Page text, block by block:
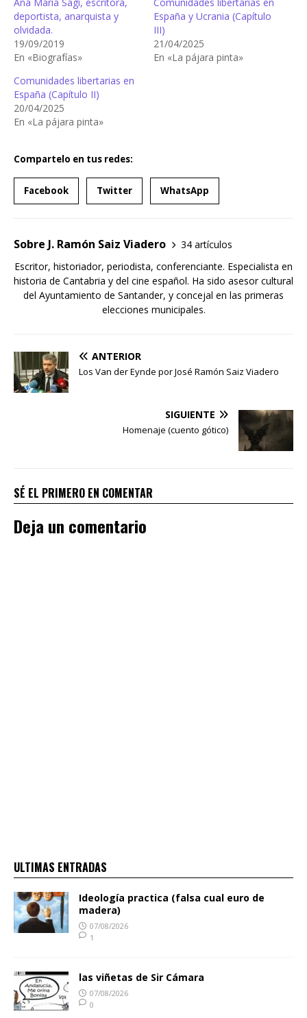
Ana María Sagi, escritora,
deportista, anarquista y
olvidada.
19/09/2019
En «Biografías»
Comunidades libertarias en
España y Ucrania (Capítulo
III)
21/04/2025
En «La pájara pinta»
Comunidades libertarias en
España (Capítulo II)
20/04/2025
En «La pájara pinta»
Compartelo en tus redes:
Facebook Twitter WhatsApp
Sobre J. Ramón Saiz Viadero
34 artículos
Escritor, historiador, periodista, conferenciante. Especialista en
historia de Cantabria y del cine español. Ha sido asesor cultural
del Ayuntamiento de Santander, y concejal en las primeras
elecciones municipales.
ANTERIOR
Los Van der Eynde por José Ramón Saiz Viadero
SIGUIENTE
Homenaje (cuento gótico)
SÉ EL PRIMERO EN COMENTAR
Deja un comentario
ULTIMAS ENTRADAS
Ideología practica (falsa cual euro de
madera)
07/08/2026
1
las viñetas de Sir Cámara
07/08/2026
0